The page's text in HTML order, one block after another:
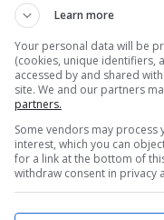
dedicata a
Raffaella Carrà.
tanti fan
nella via per
Learn more
Your personal data will be
(cookies, unique identifiers,
accessed by and shared
site. We and our partners
partners.
Some vendors may
interest, which you can
for a link at the bottom of
withdraw consent in privacy